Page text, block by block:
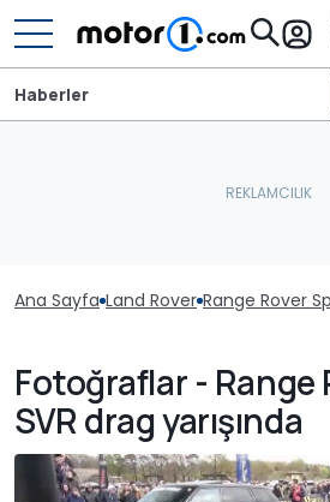
Haberler
Ana Sayfa Land Rover Range Rover
Fotoğraflar - Range
SVR drag yarışında